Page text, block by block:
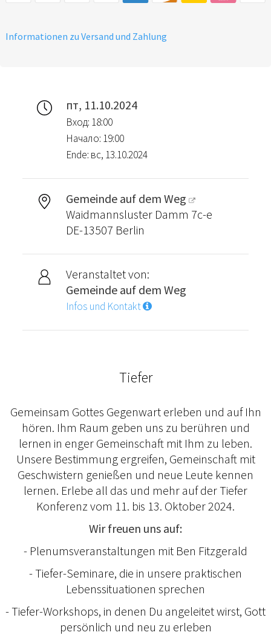
Informationen zu Versand und Zahlung
пт, 11.10.2024
Вход: 18:00
Начало: 19:00
Ende: вс, 13.10.2024
Gemeinde auf dem Weg
Waidmannsluster Damm 7c-e
DE-13507 Berlin
Veranstaltet von:
Gemeinde auf dem Weg
Infos und Kontakt
Tiefer
Gemeinsam Gottes Gegenwart erleben und auf Ihn
hören. Ihm Raum geben uns zu berühren und
lernen in enger Gemeinschaft mit Ihm zu leben.
Unsere Bestimmung ergreifen, Gemeinschaft mit
Geschwistern genießen und neue Leute kennen
lernen. Erlebe all das und mehr auf der Tiefer
Konferenz vom 11. bis 13. Oktober 2024.
Wir freuen uns auf:
- Plenumsveranstaltungen mit Ben Fitzgerald
- Tiefer-Seminare, die in unsere praktischen
Lebenssituationen sprechen
- Tiefer-Workshops, in denen Du angeleitet wirst, Gott
persönlich und neu zu erleben